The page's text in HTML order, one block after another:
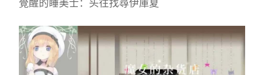
覺醒的睡美士：头往找尋伊庫夏